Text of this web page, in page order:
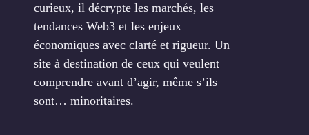
curieux, il décrypte les marchés, les
tendances Web3 et les enjeux
économiques avec clarté et rigueur. Un
site à destination de ceux qui veulent
comprendre avant d’agir, même s’ils
sont… minoritaires.